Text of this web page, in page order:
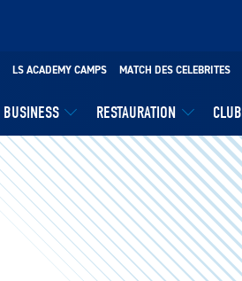
BUSINESS RESTAURATION CLUB
LS ACADEMY CAMPS MATCH DES CELEBRITES